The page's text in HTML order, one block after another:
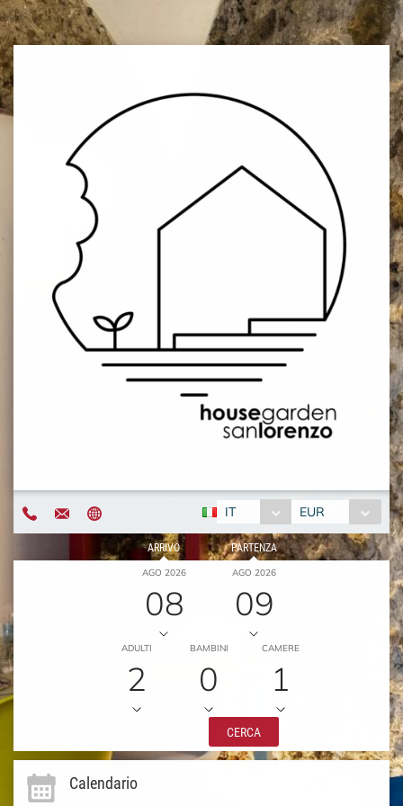
IT EUR
ARRIVO
AGO 2026
08
PARTENZA
AGO 2026
09
ADULTI
2
BAMBINI
0
CAMERE
1
CERCA
Calendario